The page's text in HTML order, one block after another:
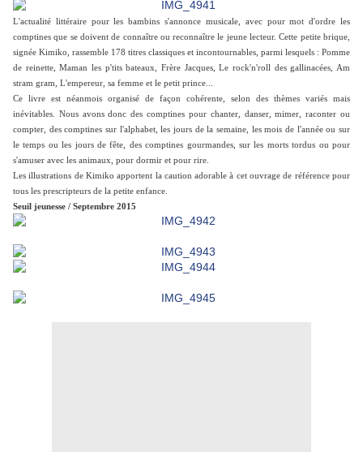
L'actualité littéraire pour les bambins s'annonce musicale, avec pour mot d'ordre les
comptines que se doivent de connaître ou reconnaître le jeune lecteur. Cette petite brique,
signée Kimiko, rassemble 178 titres classiques et incontournables, parmi lesquels : Pomme
de reinette, Maman les p'tits bateaux, Frère Jacques, Le rock'n'roll des gallinacées, Am
stram gram, L'empereur, sa femme et le petit prince...
Ce livre est néanmois organisé de façon cohérente, selon des thèmes variés mais
inévitables. Nous avons donc des comptines pour chanter, danser, mimer, raconter ou
compter, des comptines sur l'alphabet, les jours de la semaine, les mois de l'année ou sur
le temps ou les jours de fête, des comptines gourmandes, sur les morts tordus ou pour
s'amuser avec les animaux, pour dormir et pour rire.
Les illustrations de Kimiko apportent la caution adorable à cet ouvrage de référence pour
tous les prescripteurs de la petite enfance.
Seuil jeunesse / Septembre 2015